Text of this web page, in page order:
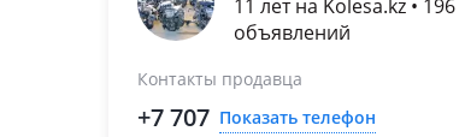
11 лет на Kolesa.kz • 196
объявлений
Контакты продавца
+7 707 Показать телефон